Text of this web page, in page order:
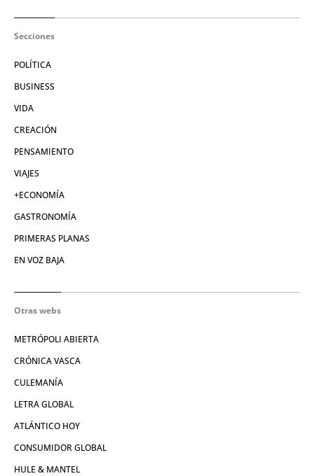
Secciones
POLÍTICA
BUSINESS
VIDA
CREACIÓN
PENSAMIENTO
VIAJES
+ECONOMÍA
GASTRONOMÍA
PRIMERAS PLANAS
EN VOZ BAJA
Otras webs
METRÓPOLI ABIERTA
CRÓNICA VASCA
CULEMANÍA
LETRA GLOBAL
ATLÁNTICO HOY
CONSUMIDOR GLOBAL
HULE & MANTEL